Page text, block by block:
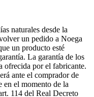
naturales desde la
un pedido a Noega
un producto esté
La garantía de los
ofrecida por el fabricante.
ante el comprador de
en el momento de la
114 del Real Decreto